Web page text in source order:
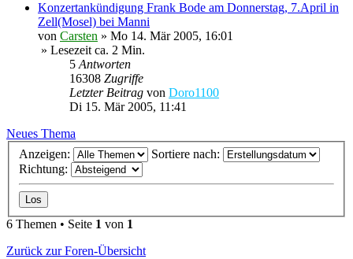
Konzertankündigung Frank Bode am Donnerstag, 7.April in
Zell(Mosel) bei Manni
von Carsten » Mo 14. Mär 2005, 16:01
» Lesezeit ca. 2 Min.
5Antworten
16308 Zugriffe
Letzter Beitrag von Doro1100
Di 15. Mär 2005, 11:41
Neues Thema
Anzeigen:
Sortiere nach:
Richtung:
6 Themen • Seite 1 von 1
Zurück zur Foren-Übersicht